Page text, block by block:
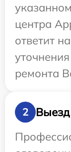
центра
ответит
ремонта
2